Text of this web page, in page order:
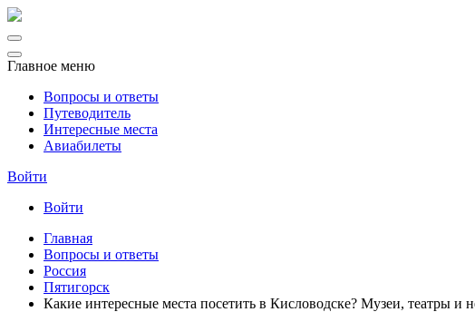
Главное меню
Вопросы и ответы
Путеводитель
Интересные места
Авиабилеты
Войти
Войти
Главная
Вопросы и ответы
Россия
Пятигорск
Какие интересные места посетить в Кисловодске? Музеи, театры и